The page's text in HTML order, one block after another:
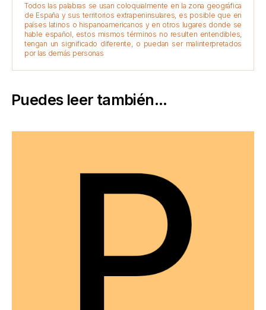
Todos las palabras se usan coloquialmente en la zona geográfica
de España y sus territorios extrapeninsulares, es posible que en
países latinos o hispanoamericanos y en otros lugares donde se
hable español, estos mismos términos no resulten entendibles,
tengan un significado diferente, o puedan ser malinterpretados
por las demás personas
Puedes leer también...